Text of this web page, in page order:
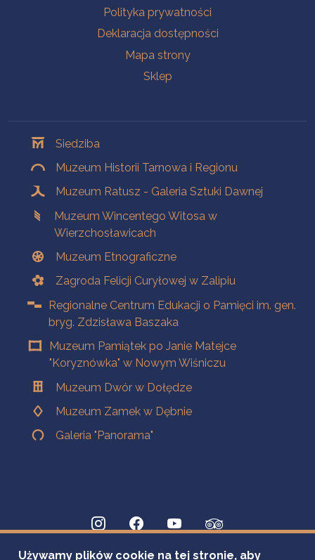
Polityka prywatności
Deklaracja dostępności
Mapa strony
Sklep
Siedziba
Muzeum Historii Tarnowa i Regionu
Muzeum Ratusz - Galeria Sztuki Dawnej
Muzeum Wincentego Witosa w
Wierzchosławicach
Muzeum Etnograficzne
Zagroda Felicji Curyłowej w Zalipiu
Regionalne Centrum Edukacji o Pamięci im. gen.
bryg. Zdzisława Baszaka
Muzeum Pamiątek po Janie Matejce
"Koryznówka" w Nowym Wiśniczu
Muzeum Dwór w Dołędze
Muzeum Zamek w Dębnie
Galeria "Panorama"
Używamy plików cookie na tej stronie, aby